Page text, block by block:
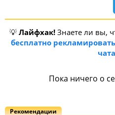
💡 Лайфхак! Знаете ли вы,
бесплатно
Пока ничего о
Рекомендации